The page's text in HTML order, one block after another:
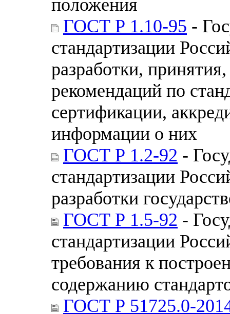
положения
ГОСТ Р 1.10-95 -
стандартизации
разработки,
рекомендаций по
сертификации,
информации о них
ГОСТ Р 1.2-92 -
стандартизации
разработки
ГОСТ Р 1.5-92 -
стандартизации
требования к
содержанию
ГОСТ Р 51725.0-